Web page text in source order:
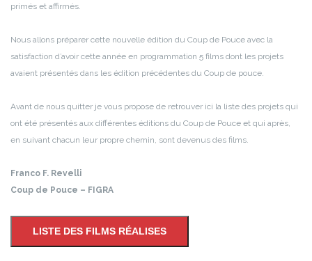
primés et affirmés.
Nous allons préparer cette nouvelle édition du Coup de Pouce avec la
satisfaction d’avoir cette année en programmation 5 films dont les projets
avaient présentés dans les édition précédentes du Coup de pouce.
Avant de nous quitter je vous propose de retrouver ici la liste des projets qui
ont été présentés aux différentes éditions du Coup de Pouce et qui après,
en suivant chacun leur propre chemin, sont devenus des films.
Franco F. Revelli
Coup de Pouce – FIGRA
LISTE DES FILMS RÉALISES